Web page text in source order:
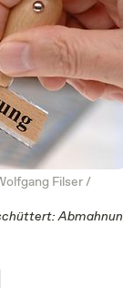
Filser /